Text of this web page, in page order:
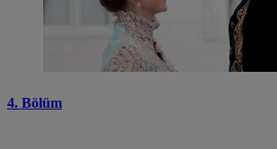
4. Bölüm